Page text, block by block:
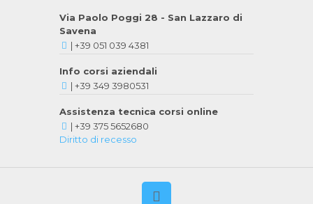
Via Paolo Poggi 28 - San Lazzaro di
Savena
| +39 051 039 4381
Info corsi aziendali
| +39 349 3980531
Assistenza tecnica corsi online
| +39 375 5652680
Diritto di recesso